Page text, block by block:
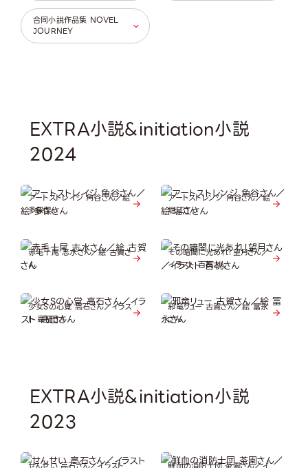
合同小説作品集 NOVEL
JOURNEY
EXTRA小説&initiation小説
2024
アートストレイジ 角谷さん／絵
多保さん
アートストレンジ 角谷さん／絵
堀江さん
赤毛十尾 志水さん／絵 古賀さ
ん
その暗闇に光あれ！望月さん／
イラスト 百桃さん
少女Sの心覚 高石さん／イラス
ト 高田さん
邪竜リュー 古賀さん／絵 冨永
さん
EXTRA小説&initiation小説
2023